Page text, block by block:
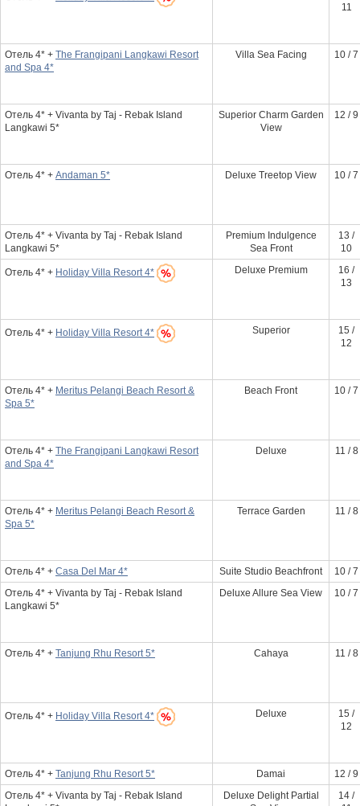
11
Отель 4* + The Frangipani Langkawi Resort
and Spa 4*
Villa Sea Facing 10 / 7
Отель 4* + Vivanta by Taj - Rebak Island
Langkawi 5*
Superior Charm Garden
View
12 / 9
Отель 4* + Andaman 5* Deluxe Treetop View 10 / 7
Отель 4* + Vivanta by Taj - Rebak Island
Langkawi 5*
Premium Indulgence
Sea Front
13 /
10
Отель 4* + Holiday Villa Resort 4* Deluxe Premium
16 /
13
Отель 4* + Holiday Villa Resort 4* Superior
15 /
12
Отель 4* + Meritus Pelangi Beach Resort &
Spa 5*
Beach Front 10 / 7
Отель 4* + The Frangipani Langkawi Resort
and Spa 4*
Deluxe 11 / 8
Отель 4* + Meritus Pelangi Beach Resort &
Spa 5*
Terrace Garden 11 / 8
Отель 4* + Casa Del Mar 4* Suite Studio Beachfront
10 / 7
Отель 4* + Vivanta by Taj - Rebak Island
Langkawi 5*
Deluxe Allure Sea View 10 / 7
Отель 4* + Tanjung Rhu Resort 5* Cahaya 11 / 8
Отель 4* + Holiday Villa Resort 4* Deluxe
15 /
12
Отель 4* + Tanjung Rhu Resort 5* Damai
12 / 9
Отель 4* + Vivanta by Taj - Rebak Island
Deluxe Delight Partial
14 /